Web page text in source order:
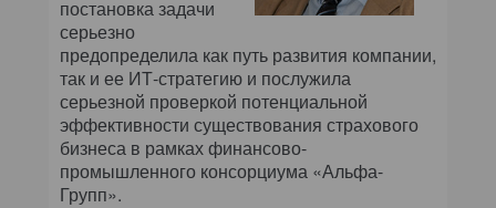
постановка задачи
серьезно
предопределила как путь развития компании,
так и ее ИТ-стратегию и послужила
серьезной проверкой потенциальной
эффективности существования страхового
бизнеса в рамках финансово-
промышленного консорциума «Альфа-
Групп».